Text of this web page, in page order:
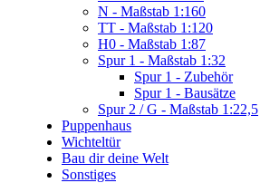
N - Maßstab 1:160
TT - Maßstab 1:120
H0 - Maßstab 1:87
Spur 1 - Maßstab 1:32
Spur 1 - Zubehör
Spur 1 - Bausätze
Spur 2 / G - Maßstab 1:22,5
Puppenhaus
Wichteltür
Bau dir deine Welt
Sonstiges